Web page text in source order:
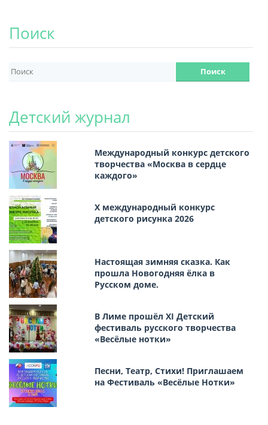
Поиск
Детский журнал
Международный конкурс детского
творчества «Москва в сердце
каждого»
Х международный конкурс
детского рисунка 2026
Настоящая зимняя сказка. Как
прошла Новогодняя ёлка в
Русском доме.
В Лиме прошёл XI Детский
фестиваль русского творчества
«Весёлые нотки»
Песни, Театр, Стихи! Приглашаем
на Фестиваль «Весёлые Нотки»